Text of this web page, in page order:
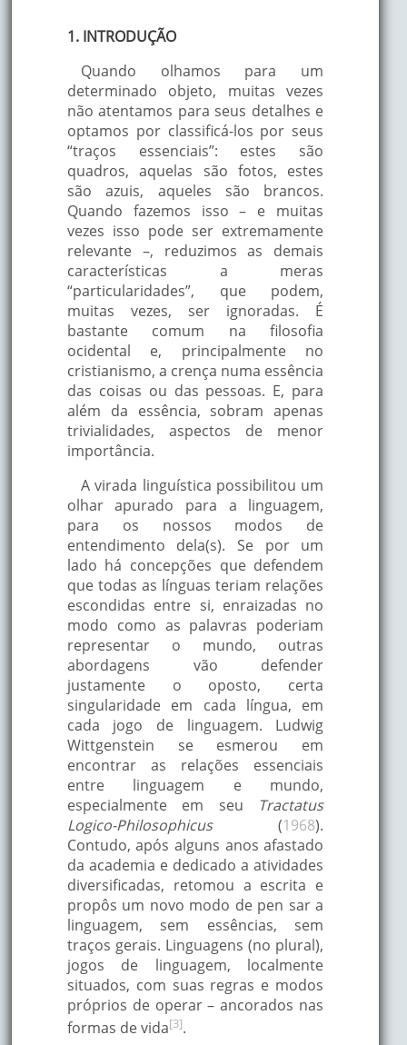
1. INTRODUÇÃO
Quando olhamos para um
determinado objeto, muitas vezes
não atentamos para seus detalhes e
optamos por classificá-los por seus
“traços essenciais”: estes são
quadros, aquelas são fotos, estes
são azuis, aqueles são brancos.
Quando fazemos isso – e muitas
vezes isso pode ser extremamente
relevante –, reduzimos as demais
características a meras
“particularidades”, que podem,
muitas vezes, ser ignoradas. É
bastante comum na filosofia
ocidental e, principalmente no
cristianismo, a crença numa essência
das coisas ou das pessoas. E, para
além da essência, sobram apenas
trivialidades, aspectos de menor
importância.
A virada linguística possibilitou um
olhar apurado para a linguagem,
para os nossos modos de
entendimento dela(s). Se por um
lado há concepções que defendem
que todas as línguas teriam relações
escondidas entre si, enraizadas no
modo como as palavras poderiam
representar o mundo, outras
abordagens vão defender
justamente o oposto, certa
singularidade em cada língua, em
cada jogo de linguagem. Ludwig
Wittgenstein se esmerou em
encontrar as relações essenciais
entre linguagem e mundo,
especialmente em seu Tractatus
Logico-Philosophicus(1968).
Contudo, após alguns anos afastado
da academia e dedicado a atividades
diversificadas, retomou a escrita e
propôs um novo modo de pen sar a
linguagem, sem essências, sem
traços gerais. Linguagens (no plural),
jogos de linguagem, localmente
situados, com suas regras e modos
próprios de operar – ancorados nas
formas de vida[3].